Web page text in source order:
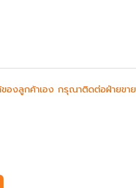
องลูกค้าเอง กรุณาติดต่อฝ่ายขาย